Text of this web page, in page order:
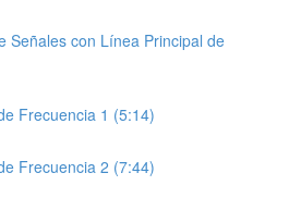
Señales con Línea Principal de
Frecuencia 1 (5:14)
Frecuencia 2 (7:44)